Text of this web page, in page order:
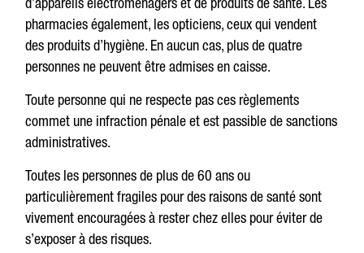
pharmacies également, les opticiens, ceux qui vendent
des produits d’hygiène. En aucun cas, plus de quatre
personnes ne peuvent être admises en caisse.
Toute personne qui ne respecte pas ces règlements
commet une infraction pénale et est passible de sanctions
administratives.
Toutes les personnes de plus de 60 ans ou
particulièrement fragiles pour des raisons de santé sont
vivement encouragées à rester chez elles pour éviter de
s’exposer à des risques.